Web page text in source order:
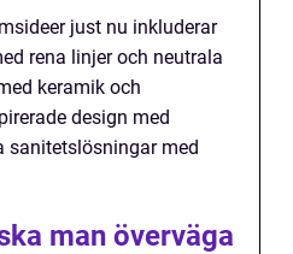
just nu inkluderar
rena linjer och neutrala
keramik och
design med
sanitetslösningar med
man överväga